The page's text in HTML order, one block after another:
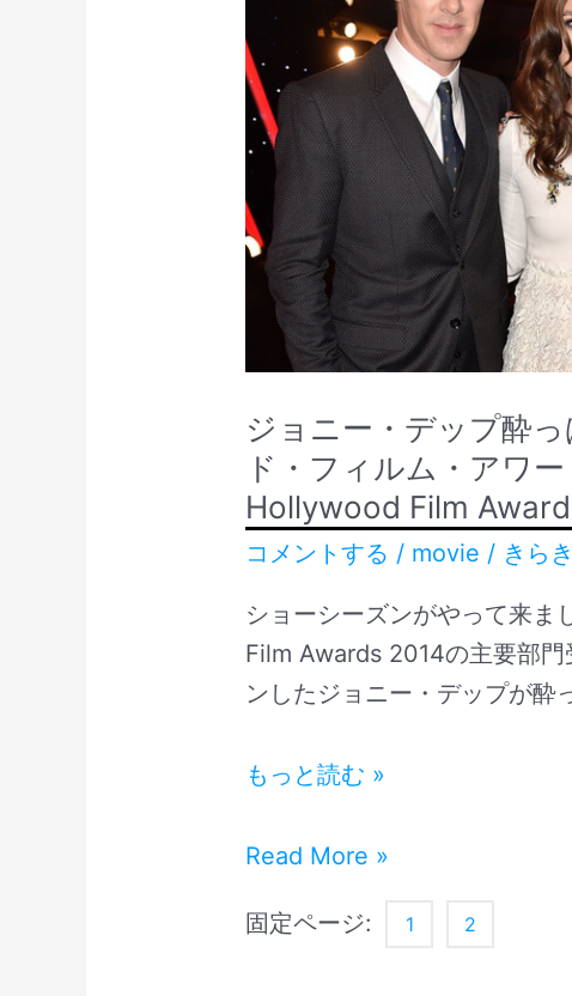
James
Bay
UK
発
ン
ガ
ー・
ン
グ
ラ
イ
タ
ー
イ
James
Bay
UK
発
シ
ー・
ソ
ン
グ
ラ
イ
タ
ー
ジョニー・デップ酔
ド・フィルム・アワ
Hollywood Film
コメントする / movie / きら
ショーシーズンがやって来
Film Awards 2014の主要部
ンしたジョニー・デップが酔
ジ
ニ
デ
もっと読む »
ジ
ニ
Read More »
固定ページ: 1 2